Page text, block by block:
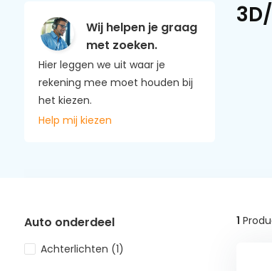
Wij helpen je graag
met zoeken.
Hier leggen we uit waar je
rekening mee moet houden bij
het kiezen.
Help mij kiezen
Auto onderdeel
Achterlichten (1)
1